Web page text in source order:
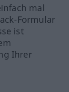
mal
Formular
ist
Ihrer